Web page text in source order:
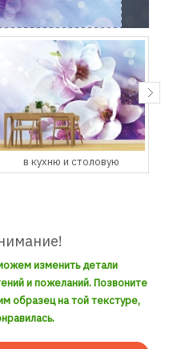
в кухню и столовую
изменить детали
и пожеланий. Позвоните
образец на той текстуре,